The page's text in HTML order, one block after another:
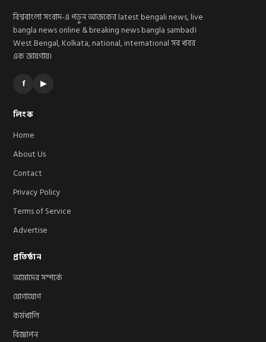
বিশ্ববাংলা সংবাদ-এ পড়ুন আজকের latest bengali news, live
bangla news online & breaking news bangla sambad।
West Bengal, Kolkata, national, international সব খবর
এক জায়গায়।
f ▶
লিংক
Home
About Us
Contact
Privacy Policy
Terms of Service
Advertise
প্রতিষ্ঠান
আমাদের সম্পর্কে
যোগাযোগ
কর্মখালি
বিজ্ঞাপন